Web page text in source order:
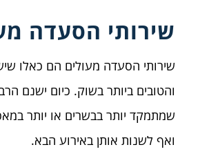
שירותי הסעדה
שירותי הסעדה מעולים הם כאלו
והטובים ביותר בשוק. כיום ישנם
שמתמקד יותר בבשרים או יותר
ואף לשנות אותן באירוע הבא.